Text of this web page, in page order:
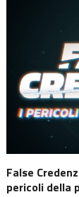
False
pericoli della